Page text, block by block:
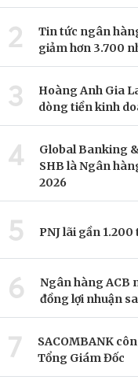
2
Tin tức ngân
giảm hơn 3.700
3
Hoàng Anh Gia
dòng tiền kinh
4
Global Banking
SHB là Ngân
2026
5 PNJ lãi gần
6
Ngân hàng ACB
đồng lợi nhuận
7
SACOMBANK
Tổng Giám Đốc